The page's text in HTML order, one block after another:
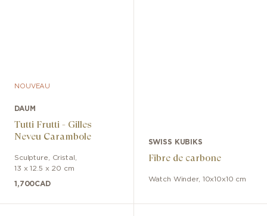
NOUVEAU
DAUM
Tutti Frutti - Gilles
Neveu Carambole
Sculpture Cristal
13 x 12.5 x 20 cm
1,700CAD
SWISS KUBIKS
Fibre de carbone
Watch Winder, 10x10x10 cm